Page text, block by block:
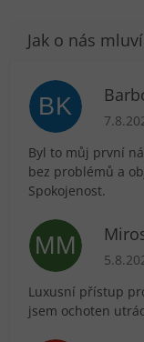
BK
Byl to můj první
bez problémů a
Spokojenost.
MM
Luxusní přístup
jsem ochoten